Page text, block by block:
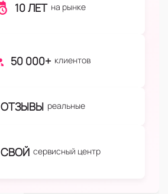
10 ЛЕТ на рынке
50 000+ клиентов
ОТЗЫВЫ реальные
СВОЙ сервисный центр